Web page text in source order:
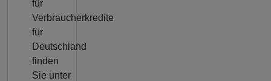
für
Verbraucherkredite
für
Deutschland
finden
Sie unter